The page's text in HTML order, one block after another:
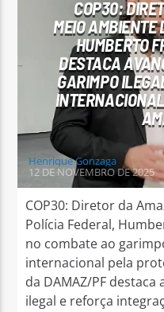
Arara Azul
COP30:
MEIO AMBIENTE
HUMBERTO
DESTACA
GARIMPO
Henrique Gonzaga
12 DE NOVEMBRO DE 2025
COP30: Diretor da
Polícia Federal,
no combate ao
internacional pela
da DAMAZ/PF
ilegal e reforça